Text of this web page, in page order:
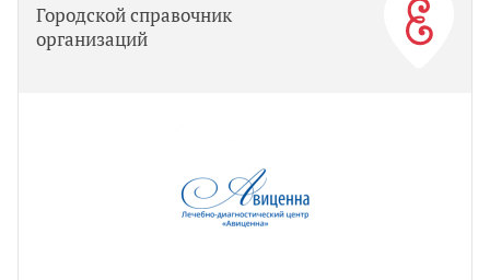
Городской справочник
организаций